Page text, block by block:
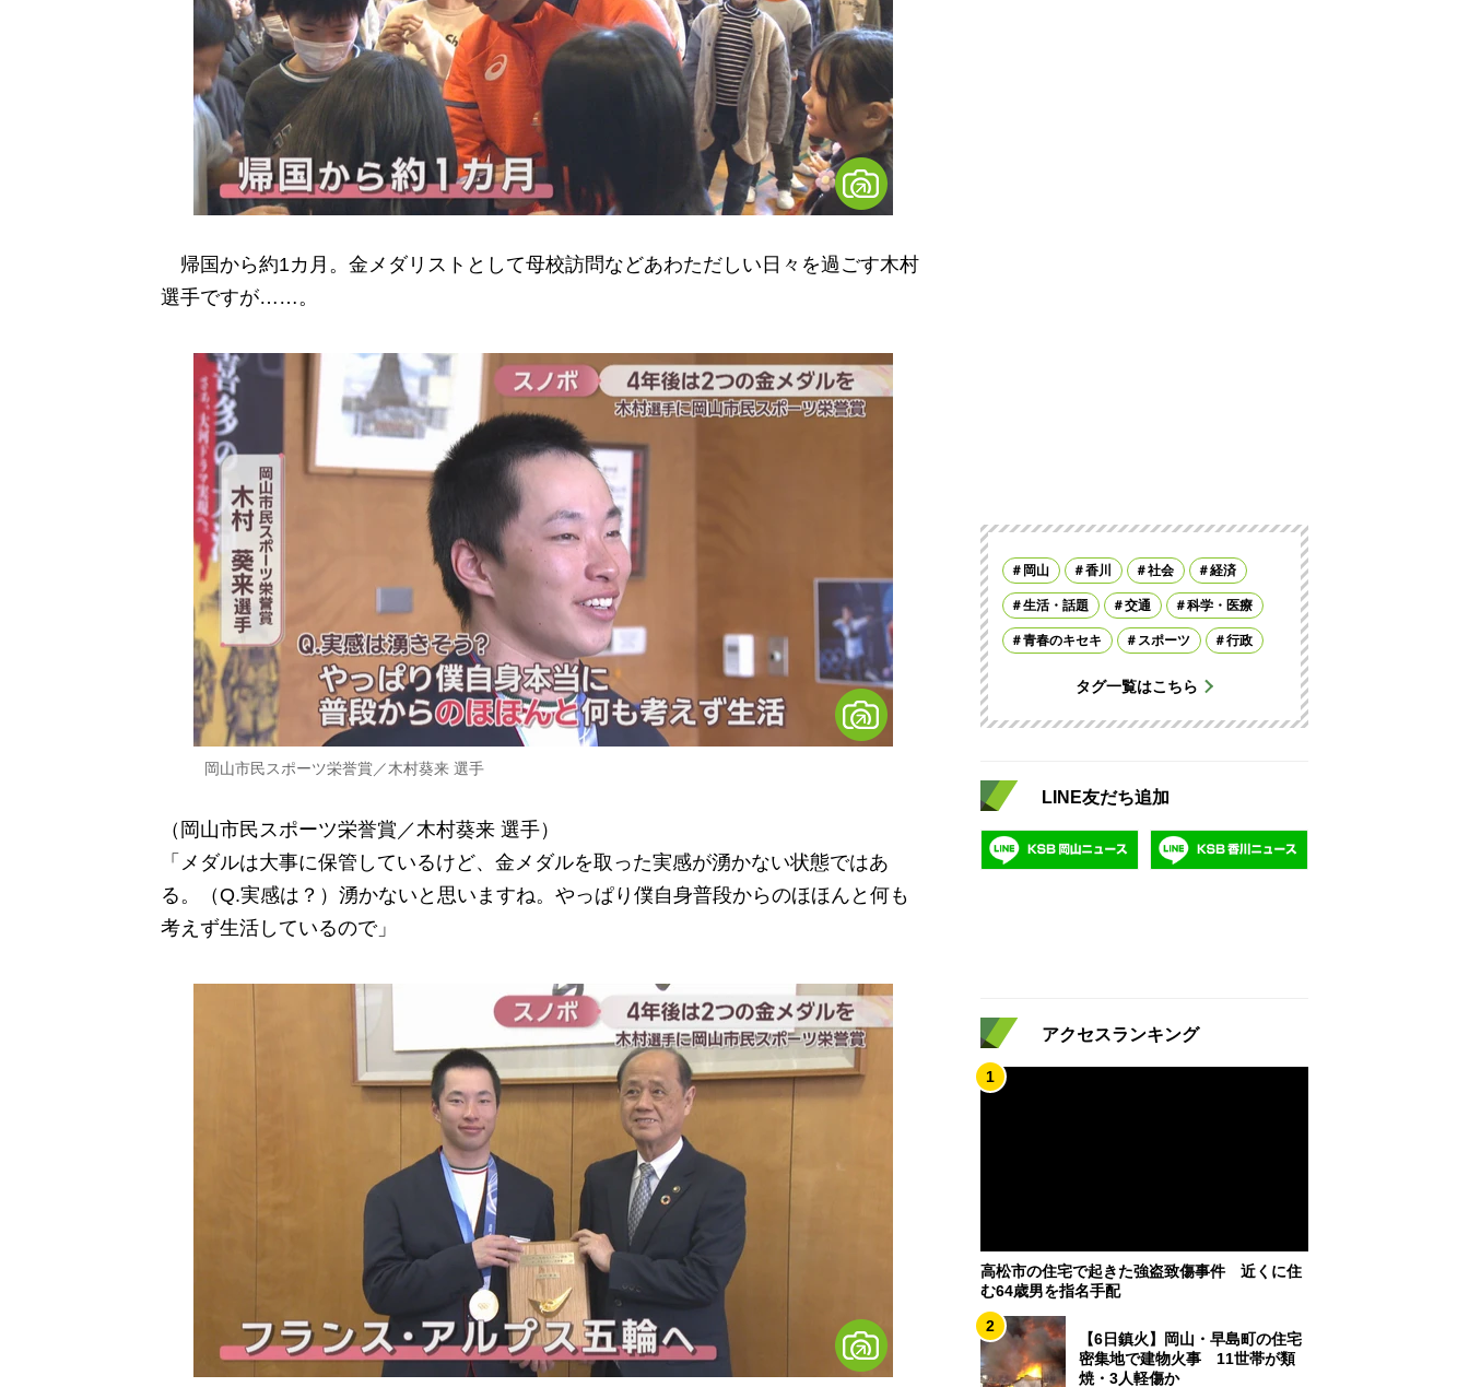
帰国から約1カ月。金メダリストとして母校訪問などあわただしい日々を過ごす木村
選手ですが……。
岡山市民スポーツ栄誉賞／木村葵来 選手
（岡山市民スポーツ栄誉賞／木村葵来 選手）
「メダルは大事に保管しているけど、金メダルを取った実感が湧かない状態ではあ
る。（Q.実感は？）湧かないと思いますね。やっぱり僕自身普段からのほほんと何も
考えず生活しているので」
岡山 香川 社会 経済
生活・話題 交通 科学・医療
青春のキセキ スポーツ 行政
タグ一覧はこちら
LINE友だち追加
アクセスランキング
1
高松市の住宅で起きた強盗致傷事件 近くに住
む64歳男を指名手配
2
【6日鎮火】岡山・早島町の住宅
密集地で建物火事 11世帯が類
焼・3人軽傷か